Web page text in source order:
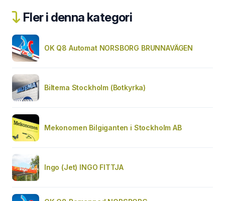
Fler i denna kategori
OK Q8 Automat NORSBORG BRUNNAVÄGEN
Biltema Stockholm (Botkyrka)
Mekonomen Bilgiganten i Stockholm AB
Ingo (Jet) INGO FITTJA